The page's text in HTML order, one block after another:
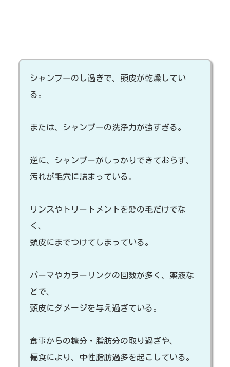
シャンプーのし過ぎで、頭皮が乾燥してい
る。
または、シャンプーの洗浄力が強すぎる。
逆に、シャンプーがしっかりできておらず、
汚れが毛穴に詰まっている。
リンスやトリートメントを髪の毛だけでな
く、
頭皮にまでつけてしまっている。
パーマやカラーリングの回数が多く、薬液な
どで、
頭皮にダメージを与え過ぎている。
食事からの糖分・脂肪分の取り過ぎや、
偏食により、中性脂肪過多を起こしている。